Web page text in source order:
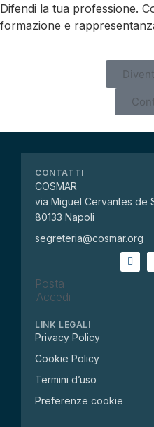
Difendi la tua professione.
formazione e
CONTATTI
COSMAR
via Miguel Cervantes de
80133 Napoli
segreteria@cosmar.org
Posta
Accedi
LINK LEGALI
Privacy Policy
Cookie Policy
Termini d’uso
Preferenze cookie